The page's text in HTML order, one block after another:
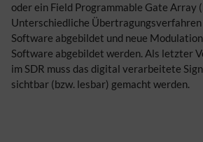
oder ein Field Programmable Gate Array
Unterschiedliche
Software abgebildet und neue
Software abgebildet werden. Als letzter
im SDR muss das digital verarbeitete
sichtbar (bzw. lesbar) gemacht werden.